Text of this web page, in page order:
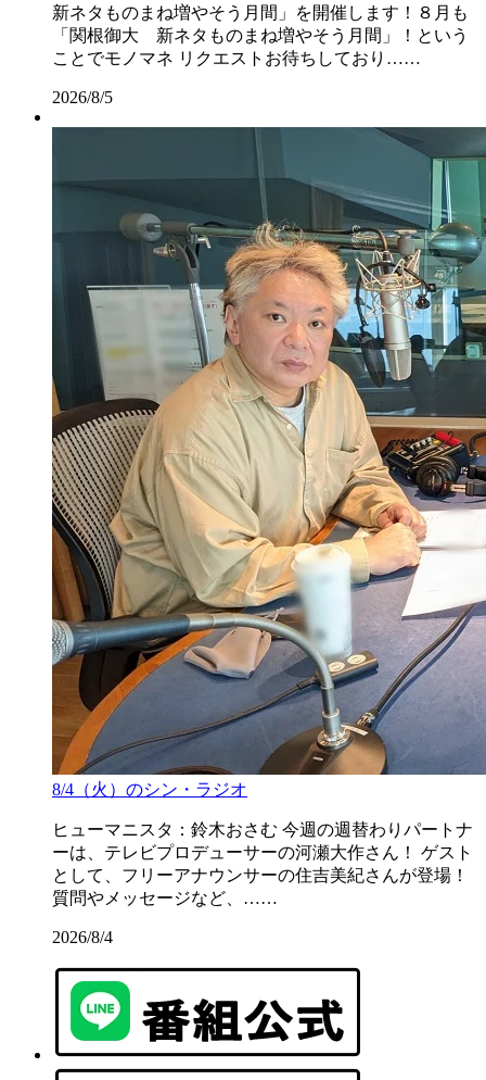
新ネタものまね増やそう月間」を開催します！８月も
「関根御大 新ネタものまね増やそう月間」！という
ことでモノマネ リクエストお待ちしており……
2026/8/5
8/4（火）のシン・ラジオ
ヒューマニスタ：鈴木おさむ 今週の週替わりパートナ
ーは、テレビプロデューサーの河瀬大作さん！ ゲスト
として、フリーアナウンサーの住吉美紀さんが登場！
質問やメッセージなど、……
2026/8/4